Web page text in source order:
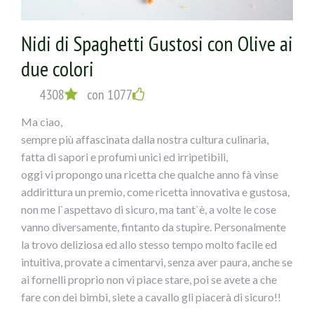
Nidi di Spaghetti Gustosi con Olive ai
due colori
4308 con 1077
Ma ciao,
sempre più affascinata dalla nostra cultura culinaria,
fatta di sapori e profumi unici ed irripetibili,
oggi vi propongo una ricetta che qualche anno fà vinse
addirittura un premio, come ricetta innovativa e gustosa,
non me l`aspettavo di sicuro, ma tant`è, a volte le cose
vanno diversamente, fintanto da stupire. Personalmente
la trovo deliziosa ed allo stesso tempo molto facile ed
intuitiva, provate a cimentarvi, senza aver paura, anche se
ai fornelli proprio non vi piace stare, poi se avete a che
fare con dei bimbi, siete a cavallo gli piacerà di sicuro!!